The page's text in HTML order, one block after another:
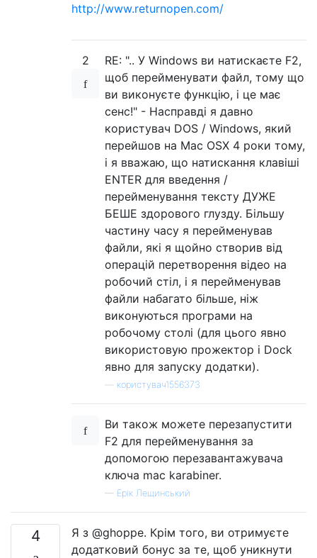
http://www.returnopen.com/
2
RE: ".. У Windows ви натискаєте F2,
щоб перейменувати файл, тому що
ви виконуєте функцію, і це має
сенс!" - Насправді я давно
користувач DOS / Windows, який
перейшов на Mac OSX 4 роки тому,
і я вважаю, що натискання клавіші
ENTER для введення /
перейменування тексту ДУЖЕ
БЕШЕ здорового глузду. Більшу
частину часу я перейменував
файли, які я щойно створив від
операцій перетворення відео на
робочий стіл, і я перейменував
файли набагато більше, ніж
виконуються програми на
робочому столі (для цього явно
використовую прожектор і Dock
явно для запуску додатки).
користувач1556373
Ви також можете перезапустити
F2 для перейменування за
допомогою перезавантажувача
ключа mac karabiner.
— Ерік Лещинський
4
Я з @ghoppe. Крім того, ви отримуєте
додатковий бонус за те, щоб уникнути